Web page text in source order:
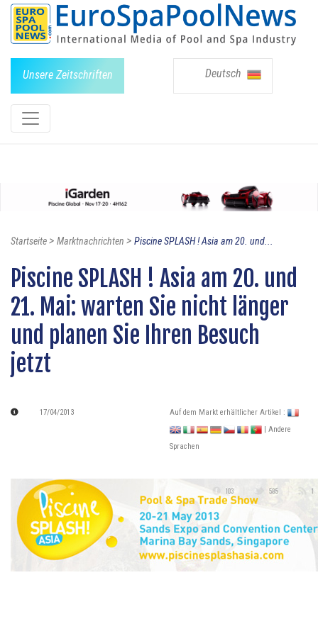
Unsere Zeitschriften Deutsch
Startseite> Marktnachrichten > Piscine SPLASH ! Asia am 20. und...
Piscine SPLASH ! Asia am 20. und
21. Mai: warten Sie nicht länger
und planen Sie Ihren Besuch
jetzt
17/04/2013
Auf dem Markt erhältlicher Artikel :
| Andere
Sprachen